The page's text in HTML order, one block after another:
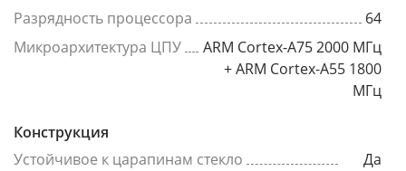
Разрядность процессора
64
Микроархитектура ЦПУ
ARM Cortex-A75 2000 МГц
+ ARM Cortex-A55 1800
МГц
Конструкция
Устойчивое к царапинам стекло
Да